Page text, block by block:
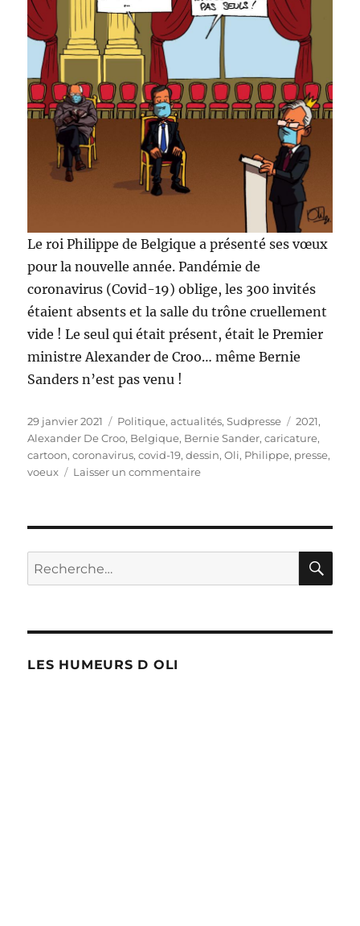
Le roi Philippe de Belgique a présenté ses vœux
pour la nouvelle année. Pandémie de
coronavirus (Covid-19) oblige, les 300 invités
étaient absents et la salle du trône cruellement
vide ! Le seul qui était présent, était le Premier
ministre Alexander de Croo… même Bernie
Sanders n’est pas venu !
Publié
le
29 janvier 2021 Catégories
Politique, actualités,Sudpresse Étiquettes
2021,
Alexander De Croo, Belgique, Bernie Sander,caricature,
cartoon,coronavirus,covid-19,dessin,Oli, Philippe, presse,
voeux
Laisser un commentairesur
Recherche
pour :
LES HUMEURS D OLI